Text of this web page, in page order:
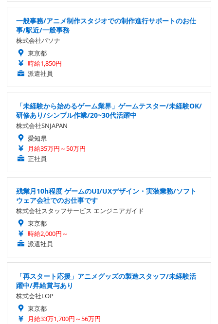
一般事務/アニメ制作スタジオでの制作進行サポートのお仕
事/駅近/一般事務
株式会社パソナ
東京都
時給1,850円
派遣社員
「未経験から始めるゲーム業界」ゲームテスター/未経験OK/
研修あり/シンプル作業/20~30代活躍中
株式会社SNJAPAN
愛知県
月給35万円～50万円
正社員
残業月10h程度 ゲームのUI/UXデザイン・実装業務/ソフト
ウェア会社でのお仕事です
株式会社スタッフサービス エンジニアガイド
東京都
時給2,000円～
派遣社員
「再スタート応援」アニメグッズの製造スタッフ/未経験活
躍中/昇給賞与あり
株式会社LOP
東京都
月給33万1,700円～56万円